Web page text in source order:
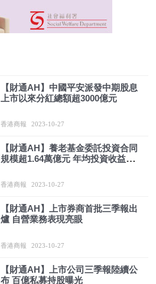
【財通AH】中國平安派發中期股息
上市以來分紅總額超3000億元
香港商報 2023-10-27
【財通AH】養老基金委託投資合同
規模超1.64萬億元 年均投資收益率
香港商報 2023-10-27
【財通AH】上市券商首批三季報出
爐 自營業務表現亮眼
香港商報 2023-10-27
【財通AH】上市公司三季報陸續公
布 百億私募持股曝光